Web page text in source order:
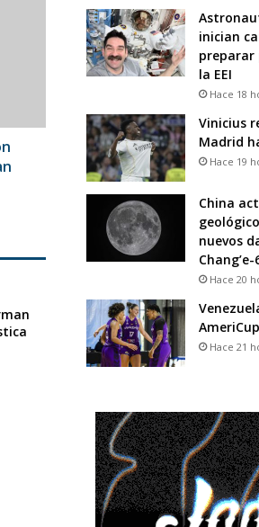
inician
preparar
la EEI
Hace 18
Vinicius
Madrid
Hace 19
China
nuevos
Chang’e-
Hace 20
Hace 21